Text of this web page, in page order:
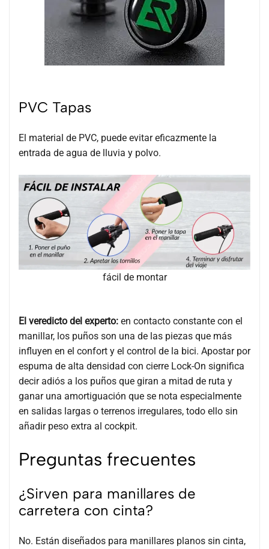
PVC Tapas
El material de PVC, puede evitar eficazmente la
entrada de agua de lluvia y polvo.
fácil de montar
El veredicto del experto: en contacto constante con el
manillar, los puños son una de las piezas que más
influyen en el confort y el control de la bici. Apostar por
espuma de alta densidad con cierre Lock-On significa
decir adiós a los puños que giran a mitad de ruta y
ganar una amortiguación que se nota especialmente
en salidas largas o terrenos irregulares, todo ello sin
añadir peso extra al cockpit.
Preguntas frecuentes
¿Sirven para manillares de
carretera con cinta?
No. Están diseñados para manillares planos sin cinta,